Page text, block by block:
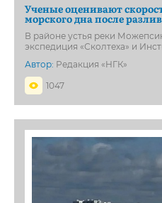
Ученые оценивают
морского дна после
В районе устья реки
экспедиция «Сколтеха» и
Автор: Редакция «НГК»
1047